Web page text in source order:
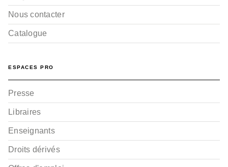
Nous contacter
Catalogue
ESPACES PRO
Presse
Libraires
Enseignants
Droits dérivés